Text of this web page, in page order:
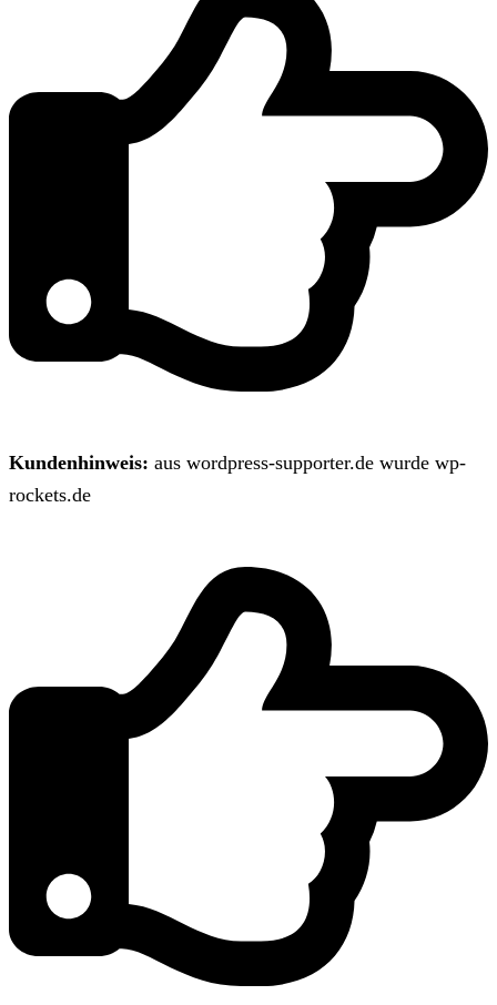
Kundenhinweis: aus wordpress-supporter.de wurde wp-
rockets.de